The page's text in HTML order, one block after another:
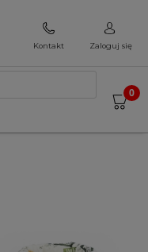
Kontakt Zaloguj się